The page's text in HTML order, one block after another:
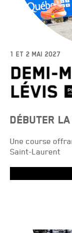
1 ET 2 MAI 2027
DÉBUTER
Une course
Saint-Laurent